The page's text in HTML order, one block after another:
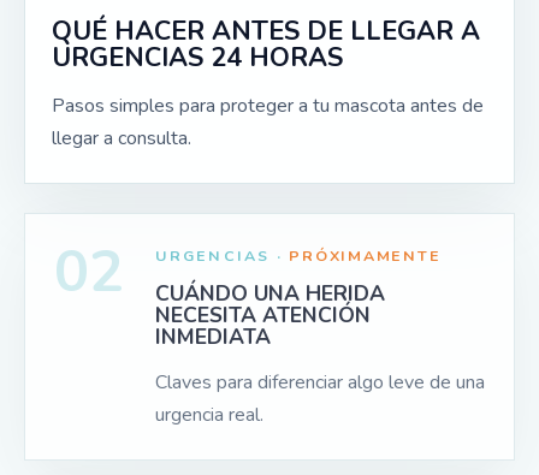
QUÉ HACER ANTES DE LLEGAR A
URGENCIAS 24 HORAS
Pasos simples para proteger a tu mascota antes de
llegar a consulta.
02 URGENCIAS · PRÓXIMAMENTE
CUÁNDO UNA HERIDA
NECESITA ATENCIÓN
INMEDIATA
Claves para diferenciar algo leve de una
urgencia real.